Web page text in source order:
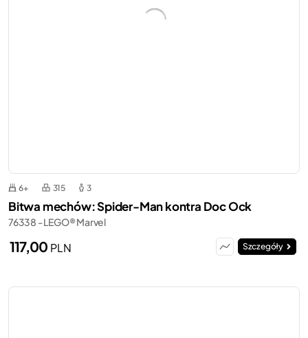
6+ 315 3
Bitwa mechów: Spider-Man kontra Doc Ock
76338 - LEGO® Marvel
117,00 PLN Szczegóły